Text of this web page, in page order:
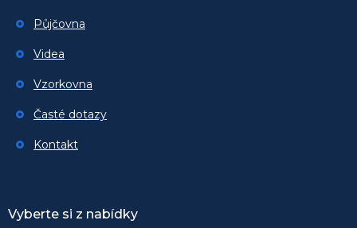
Půjčovna
Videa
Vzorkovna
Časté dotazy
Kontakt
Vyberte si z nabídky